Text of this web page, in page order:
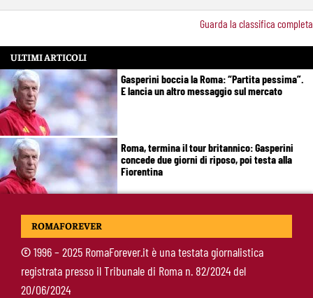
Guarda la classifica completa
ULTIMI ARTICOLI
Gasperini boccia la Roma: “Partita pessima”.
E lancia un altro messaggio sul mercato
Roma, termina il tour britannico: Gasperini
concede due giorni di riposo, poi testa alla
Fiorentina
Roma, Gasperini lancia l’allarme dopo il
Chiedete alla società”
ROMAFOREVER
©1996 – 2025 RomaForever.it è una testata giornalistica
registrata presso il Tribunale di Roma n. 82/2024 del
20/06/2024